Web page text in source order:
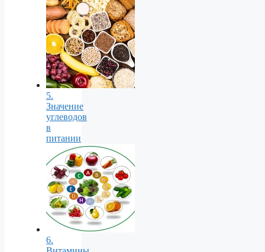
5.
Значение
углеводов
в
питании
6.